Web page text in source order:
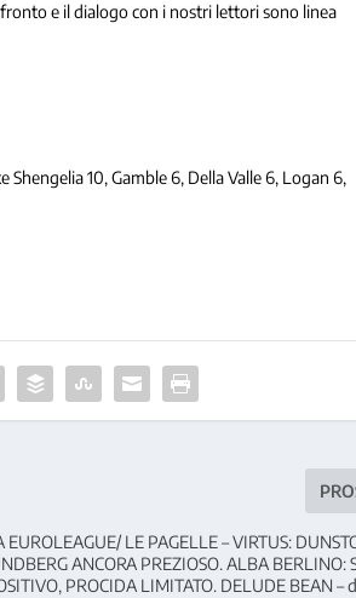
e il dialogo con i nostri lettori sono linea
Shengelia 10, Gamble 6, Della Valle 6, Logan 6,
EUROLEAGUE/ LE PAGELLE – VIRTUS:
ANCORA PREZIOSO. ALBA BERLINO:
PROCIDA LIMITATO. DELUDE BEAN –